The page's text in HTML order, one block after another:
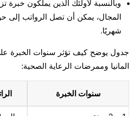
شهريًا.
جدول يوضح كيف تؤثر سنوات الخبرة
المانيا وممرضات الرعاية الصحية:
سنوات الخبرة